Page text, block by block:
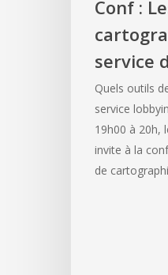
Conf :
service
Quels outils
service
19h00 à 20h,
invite à la
de